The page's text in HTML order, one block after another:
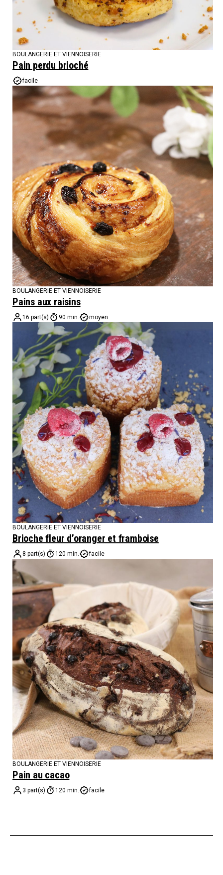
BOULANGERIE ET VIENNOISERIE
Pain perdu brioché
facile
BOULANGERIE ET VIENNOISERIE
Pains aux raisins
16 part(s) 90 min. moyen
BOULANGERIE ET VIENNOISERIE
Brioche fleur d’oranger et framboise
8 part(s) 120 min. facile
BOULANGERIE ET VIENNOISERIE
Pain au cacao
3 part(s) 120 min. facile